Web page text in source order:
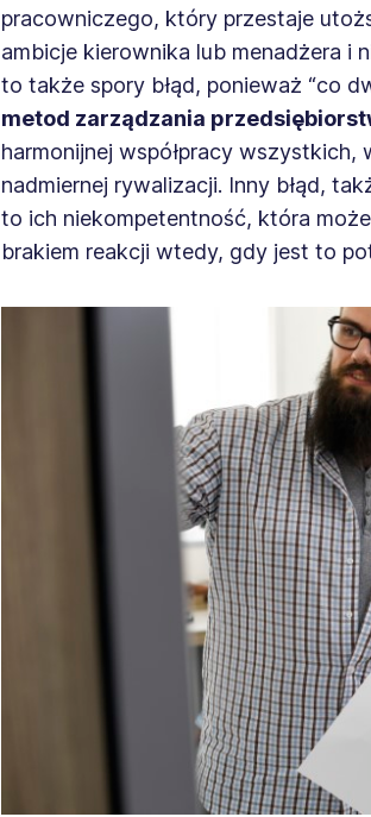
pracowniczego, który przestaje
ambicje kierownika lub menadżera i
to także spory błąd, ponieważ “co
metod zarządzania
harmonijnej współpracy
nadmiernej rywalizacji. Inny błąd,
to ich niekompetentność, która
brakiem reakcji wtedy, gdy jest to